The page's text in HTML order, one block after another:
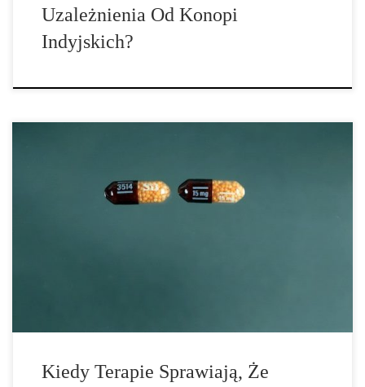
Uzależnienia Od Konopi
Indyjskich?
Przedstawiamy Wam wywiad, który został przeprowadzony z
młodą kobietą, która cierpi na jedną z najbardziej
Kiedy Terapie Sprawiają, Że